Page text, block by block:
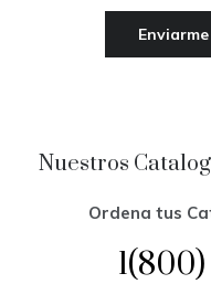
Nuestros
Ordena tus